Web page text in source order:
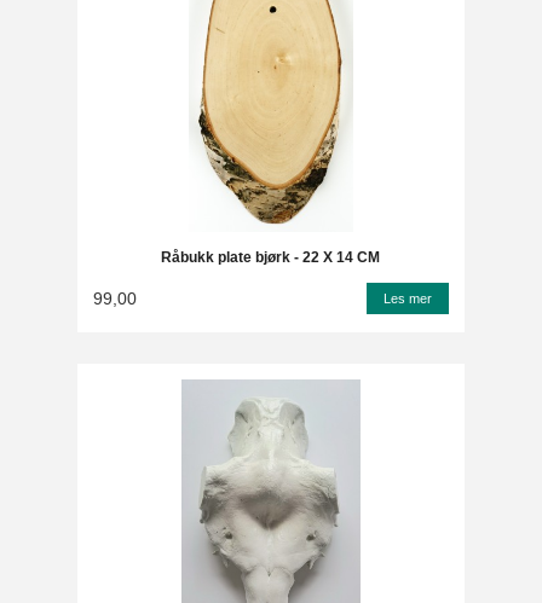
Råbukk plate bjørk - 22 X 14 CM
99,00 Les mer